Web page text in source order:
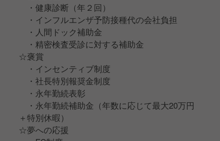
・健康診断（年２回）
・インフルエンザ予防接種代の会社負担
・人間ドック補助金
・精密検査受診に対する補助金
☆褒賞
・インセンティブ制度
・社⻑特別報奨金制度
・永年勤続表彰
・永年勤続補助金（年数に応じて最大20万円
＋特別休暇）
☆夢への応援